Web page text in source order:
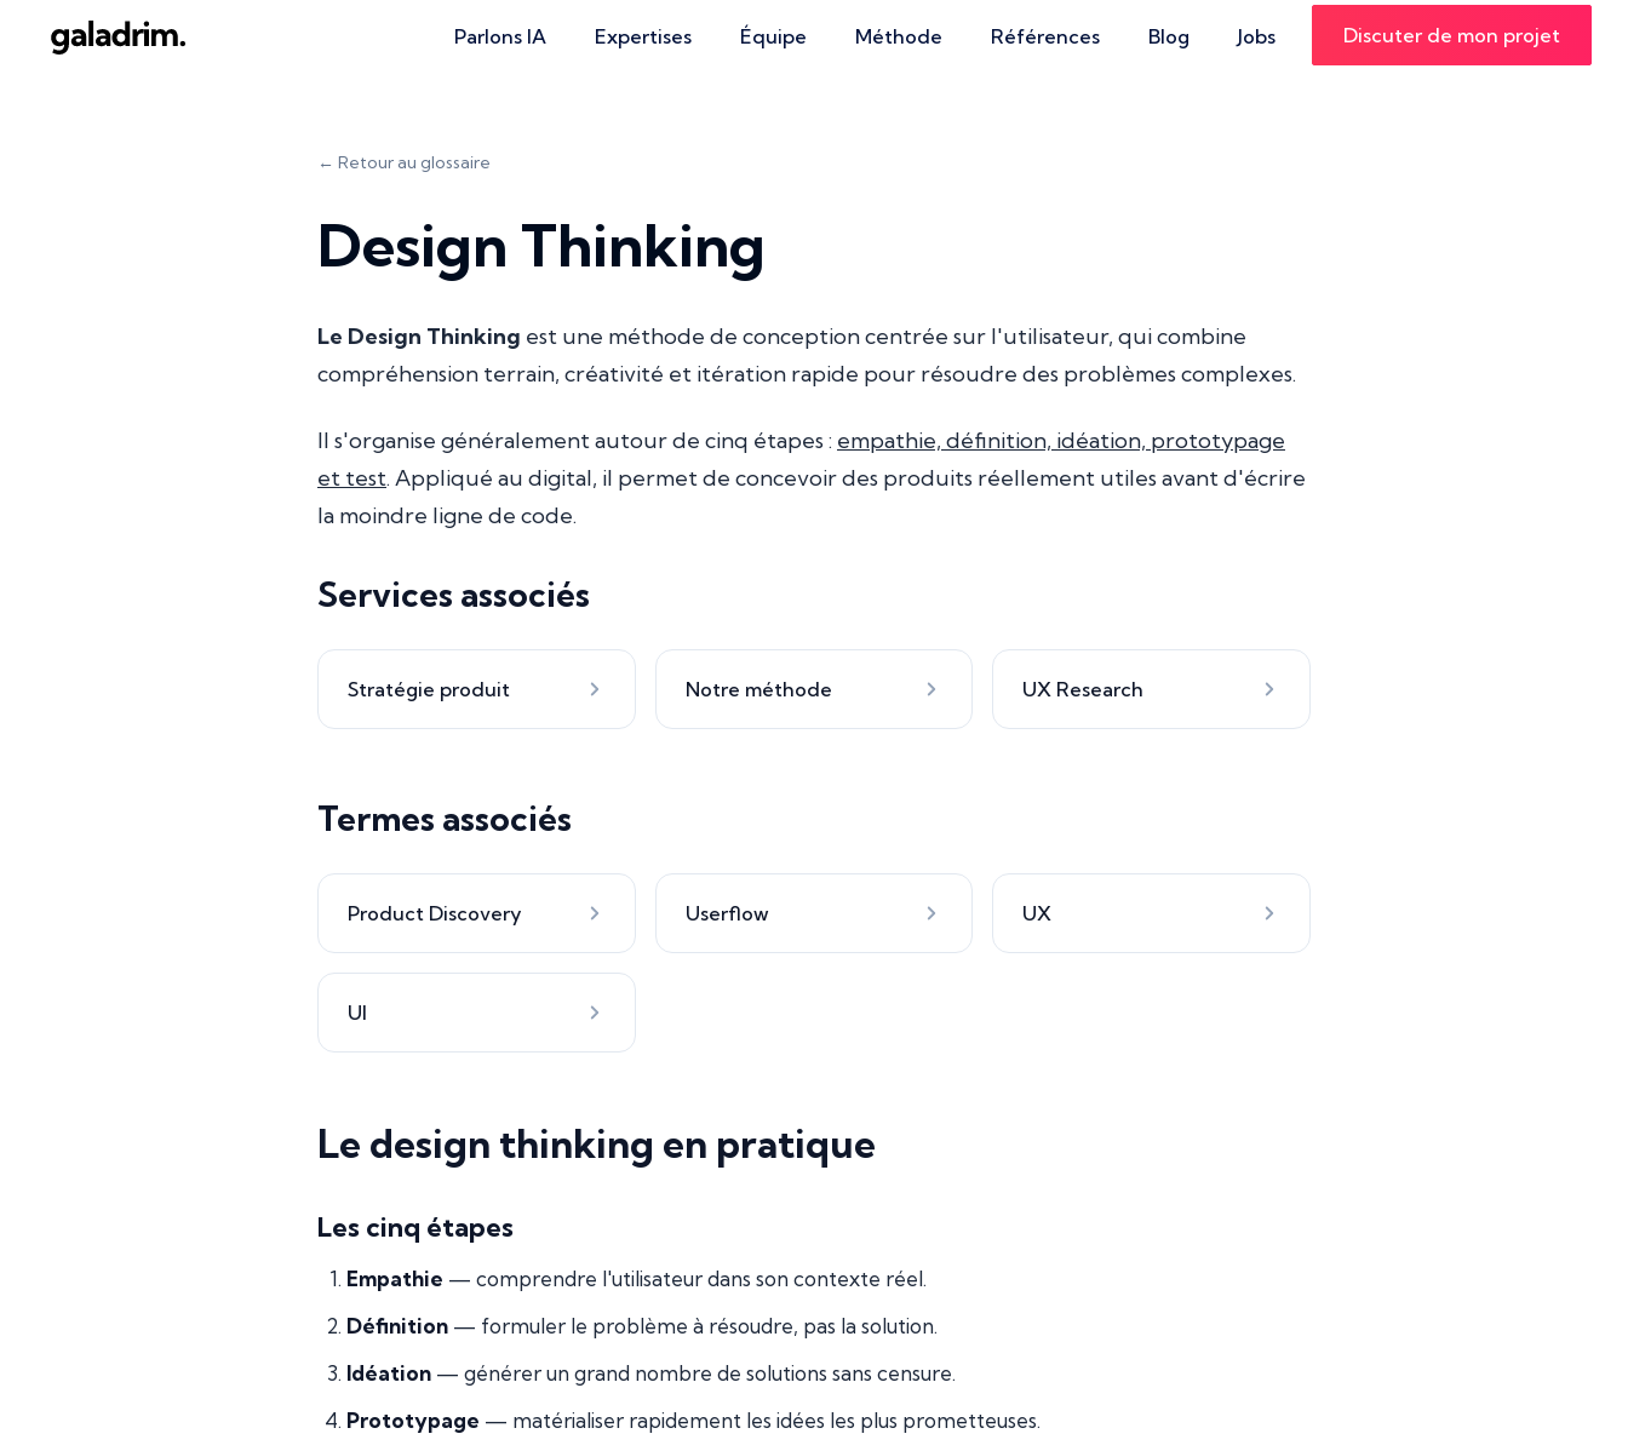
Parlons IA Expertises Équipe Méthode Références Blog Jobs Discuter de mon projet
← Retour au glossaire
Design Thinking
Le Design Thinking est une méthode de conception centrée sur l'utilisateur, qui combine
compréhension terrain, créativité et itération rapide pour résoudre des problèmes complexes.
Il s'organise généralement autour de cinq étapes : empathie, définition, idéation, prototypage
et test. Appliqué au digital, il permet de concevoir des produits réellement utiles avant d'écrire
la moindre ligne de code.
Services associés
Stratégie produit Notre méthode UX Research
Termes associés
Product Discovery Userflow UX
UI
Le design thinking en pratique
Les cinq étapes
Empathie — comprendre l'utilisateur dans son contexte réel.
Définition — formuler le problème à résoudre, pas la solution.
Idéation — générer un grand nombre de solutions sans censure.
Prototypage — matérialiser rapidement les idées les plus prometteuses.